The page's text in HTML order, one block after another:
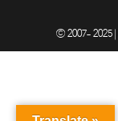
© 2007- 2025 |